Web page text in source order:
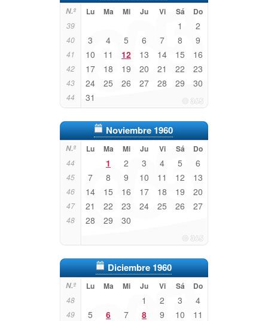
N.º Lu Ma Mi Ju Vi Sá Do
39 1 2
40 3 4 5 6 7 8 9
41 10 11 12 13 14 15 16
42 17 18 19 20 21 22 23
43 24 25 26 27 28 29 30
44 31
Noviembre 1960
N.º Lu Ma Mi Ju Vi Sá Do
44 1 2 3 4 5 6
45 7 8 9 10 11 12 13
46 14 15 16 17 18 19 20
47 21 22 23 24 25 26 27
48 28 29 30
Diciembre 1960
N.º Lu Ma Mi Ju Vi Sá Do
48 1 2 3 4
49 5 6 7 8 9 10 11